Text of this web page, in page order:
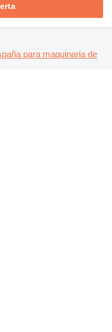
para maquinaria de